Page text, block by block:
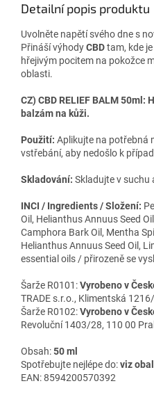
Detailní popis produktu
Uvolněte napětí svého dne s
Přináší výhodyCBDtam, kde
hřejivým pocitem na pokožce
oblasti.
CZ) CBD RELIEF BALM
balzám na kůži.
Použití: Aplikujte na potřebná
vstřebání, aby nedošlo k
Skladování: Skladujte v suchu
INCI / Ingredients / Složení:
Oil, Helianthus Annuus Seed
Camphora Bark Oil, Mentha
Helianthus Annuus Seed Oil,
essential oils / přirozeně se
Šarže R0101:Vyrobeno v
TRADE s.r.o., Klimentská
Šarže R0102:Vyrobeno v
Revoluční 1403/28, 110 00
Obsah:50 ml
Spotřebujte nejlépe do:viz obal
EAN: 8594200570392